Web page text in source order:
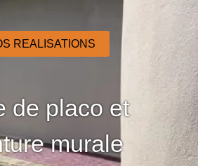
REALISATIONS
de placo et
murale